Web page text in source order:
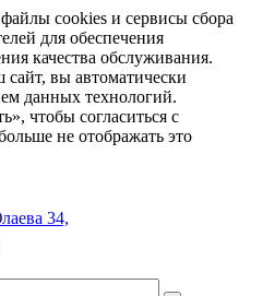
cookies и сервисы сбора
для обеспечения
качества обслуживания.
вы автоматически
данных технологий.
чтобы согласиться с
не отображать это
34,